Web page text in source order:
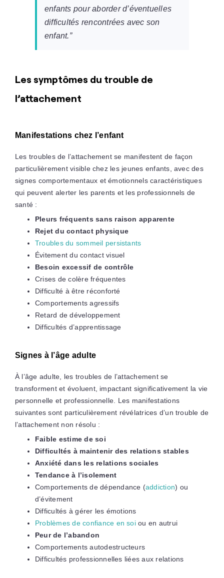
enfants pour aborder d’éventuelles
difficultés rencontrées avec son
enfant.”
Les symptômes du trouble de
l’attachement
Manifestations chez l’enfant
Les troubles de l’attachement se manifestent de façon
particulièrement visible chez les jeunes enfants, avec des
signes comportementaux et émotionnels caractéristiques
qui peuvent alerter les parents et les professionnels de
santé :
Pleurs fréquents sans raison apparente
Rejet du contact physique
Troubles du sommeil persistants
Évitement du contact visuel
Besoin excessif de contrôle
Crises de colère fréquentes
Difficulté à être réconforté
Comportements agressifs
Retard de développement
Difficultés d’apprentissage
Signes à l’âge adulte
À l’âge adulte, les troubles de l’attachement se
transforment et évoluent, impactant significativement la vie
personnelle et professionnelle. Les manifestations
suivantes sont particulièrement révélatrices d’un trouble de
l’attachement non résolu :
Faible estime de soi
Difficultés à maintenir des relations stables
Anxiété dans les relations sociales
Tendance à l’isolement
Comportements de dépendance (addiction) ou
d’évitement
Difficultés à gérer les émotions
Problèmes de confiance en soiou en autrui
Peur de l’abandon
Comportements autodestructeurs
Difficultés professionnelles liées aux relations